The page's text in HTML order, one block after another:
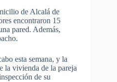
de Alcalá de
encontraron 15
pared. Además,
esta semana, y la
la vivienda de la pareja
de su